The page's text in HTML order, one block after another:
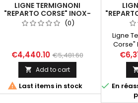
LIGNE TERMIGNONI
"REPARTO CORSE" INOX-
TITANE-CARBONE DUCATI
PANIGALE V4 TOUS
(0)
€4,440.10 €5,481.60
 Add to cart
 Last items in stock
Ligne
Corse"
 En